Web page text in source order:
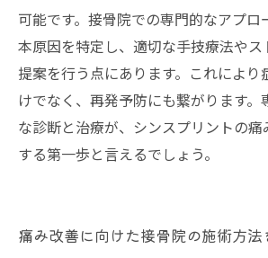
可能です。接骨院での専門的なアプロ
本原因を特定し、適切な手技療法やス
提案を行う点にあります。これにより
けでなく、再発予防にも繋がります
な診断と治療が、シンスプリントの
する第一歩と言えるでしょう。
痛み改善に向けた接骨院の施術方法